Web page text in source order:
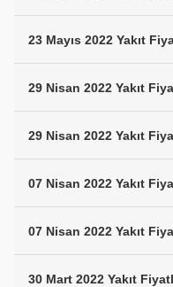
23 Mayıs 2022 Yakıt
29 Nisan 2022 Yakıt
29 Nisan 2022 Yakıt
07 Nisan 2022 Yakıt
07 Nisan 2022 Yakıt
30 Mart 2022 Yakıt